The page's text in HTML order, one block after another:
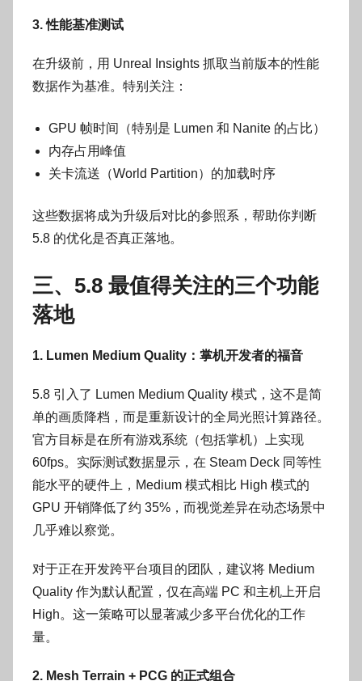
3. 性能基准测试
在升级前，用 Unreal Insights 抓取当前版本的性能
数据作为基准。特别关注：
GPU 帧时间（特别是 Lumen 和 Nanite 的占比）
内存占用峰值
关卡流送（World Partition）的加载时序
这些数据将成为升级后对比的参照系，帮助你判断
5.8 的优化是否真正落地。
三、5.8 最值得关注的三个功能
落地
1. Lumen Medium Quality：掌机开发者的福音
5.8 引入了 Lumen Medium Quality 模式，这不是简
单的画质降档，而是重新设计的全局光照计算路径。
官方目标是在所有游戏系统（包括掌机）上实现
60fps。实际测试数据显示，在 Steam Deck 同等性
能水平的硬件上，Medium 模式相比 High 模式的
GPU 开销降低了约 35%，而视觉差异在动态场景中
几乎难以察觉。
对于正在开发跨平台项目的团队，建议将 Medium
Quality 作为默认配置，仅在高端 PC 和主机上开启
High。这一策略可以显著减少多平台优化的工作
量。
2. Mesh Terrain + PCG 的正式组合